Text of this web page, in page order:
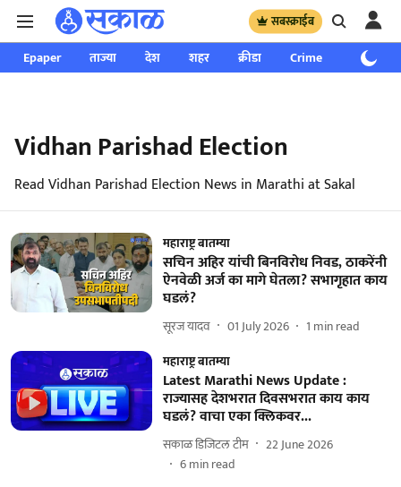
सबस्क्राईब
Epaper ताज्या देश शहर क्रीडा Crime साप्ताहिक
Vidhan Parishad Election
Read Vidhan Parishad Election News in Marathi at Sakal
महाराष्ट्र बातम्या
सचिन अहिर यांची बिनविरोध निवड, ठाकरेंनी
ऐनवेळी अर्ज का मागे घेतला? सभागृहात काय
घडलं?
सूरज यादव 01 July 2026 1 min read
महाराष्ट्र बातम्या
Latest Marathi News Update :
राज्यासह देशभरात दिवसभरात काय काय
घडलं? वाचा एका क्लिकवर...
सकाळ डिजिटल टीम
22 June 2026
6min read